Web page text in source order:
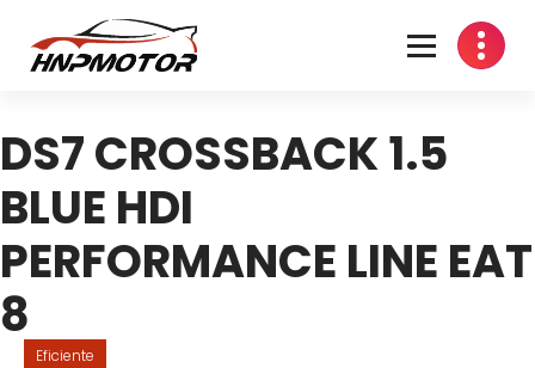
DS7 CROSSBACK 1.5
BLUE HDI
PERFORMANCE LINE EAT
8
Eficiente